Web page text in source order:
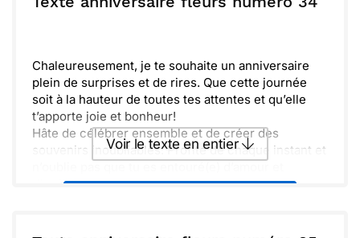
Que tes rêves deviennent réalité et que chaque
nouveaux moments inoubliables, qui nous
rapprochent encore davantage. Que cette journée
soit empreinte de chaleur et de joie.
Chaleureusement, je te souhaite un anniversaire
plein de surprises et de rires. Que cette journée
soit à la hauteur de toutes tes attentes et qu’elle
t’apporte joie et bonheur!
Hâte de célébrer ensemble et de créer des
souvenirs inoubliables. Profite de chaque instant et
d’amitié.
Voir le texte en entier